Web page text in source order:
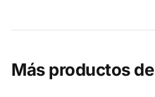
Más productos de